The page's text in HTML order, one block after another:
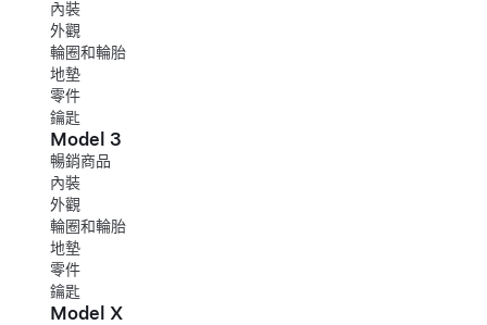
內裝
外觀
輪圈和輪胎
地墊
零件
鑰匙
Model 3
暢銷商品
內裝
外觀
輪圈和輪胎
地墊
零件
鑰匙
Model X